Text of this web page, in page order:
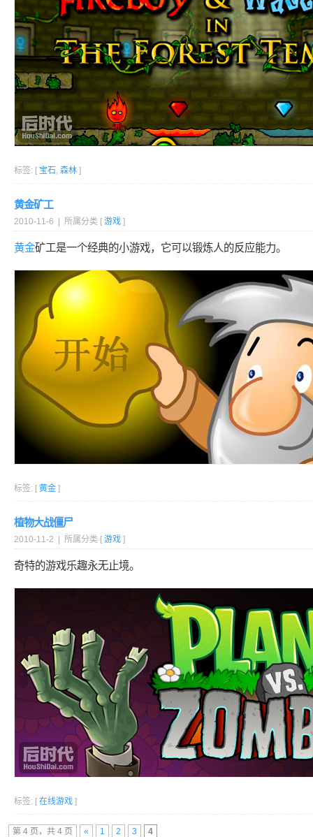
标签: [ 宝石, 森林 ]
黄金矿工
2010-11-6 | 所属分类 [ 游戏 ]
黄金矿工是一个经典的小游戏，它可以锻炼人的反应能力。
标签: [ 黄金 ]
植物大战僵尸
2010-11-2 | 所属分类 [ 游戏 ]
奇特的游戏乐趣永无止境。
标签: [ 在线游戏 ]
第 4 页，共 4 页 « 1 2 3 4